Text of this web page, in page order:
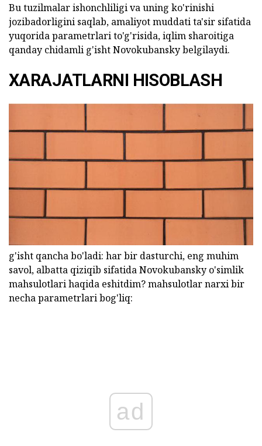
Bu tuzilmalar ishonchliligi va uning ko'rinishi
jozibadorligini saqlab, amaliyot muddati ta'sir sifatida
yuqorida parametrlari to'g'risida, iqlim sharoitiga
qanday chidamli g'isht Novokubansky belgilaydi.
XARAJATLARNI HISOBLASH
g'isht qancha bo'ladi: har bir dasturchi, eng muhim
savol, albatta qiziqib sifatida Novokubansky o'simlik
mahsulotlari haqida eshitdim? mahsulotlar narxi bir
necha parametrlari bog'liq:
ad